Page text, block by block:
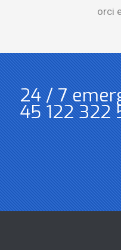
orci
24 / 7
45 122 322